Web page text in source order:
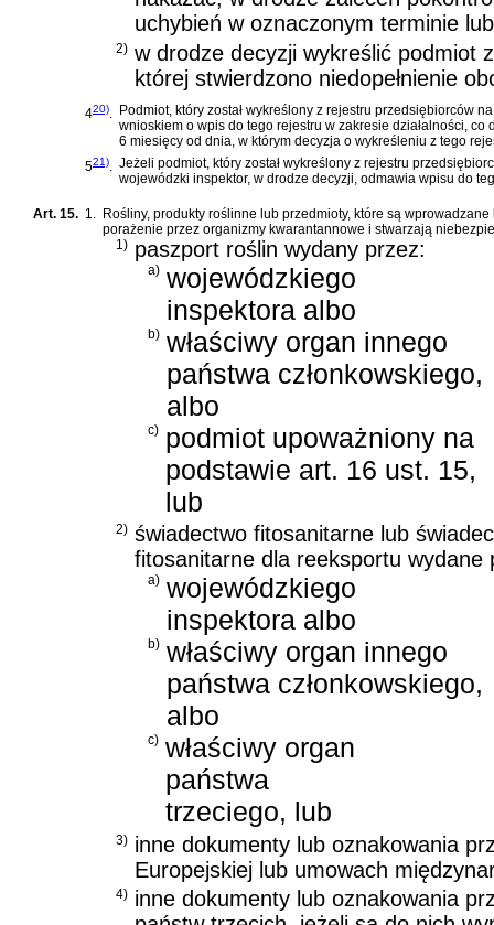
uchybień w oznaczonym terminie lub
2) w drodze decyzji wykreślić podmiot
której stwierdzono niedopełnienie
420)
Podmiot, który został wykreślony z rejestru przedsiębiorców
wnioskiem o wpis do tego rejestru w zakresie działalności,
6 miesięcy od dnia, w którym decyzja o wykreśleniu z tego
521)
Jeżeli podmiot, który został wykreślony z rejestru
wojewódzki inspektor, w drodze decyzji, odmawia wpisu do
Art. 15. 1.
Rośliny, produkty roślinne lub przedmioty, które są
porażenie przez organizmy kwarantannowe i stwarzają
1) paszport roślin wydany przez:
a) wojewódzkiego
inspektora albo
b) właściwy organ innego
państwa członkowskiego,
albo
c) podmiot upoważniony na
podstawie art. 16 ust. 15,
lub
2) świadectwo fitosanitarne lub
fitosanitarne dla reeksportu wydane
a) wojewódzkiego
inspektora albo
b) właściwy organ innego
państwa członkowskiego,
albo
c) właściwy organ
państwa
trzeciego, lub
3) inne dokumenty lub oznakowania
Europejskiej lub umowach
4) inne dokumenty lub oznakowania